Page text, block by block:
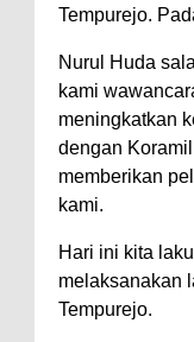
Tempurejo.
Nurul Huda
kami
meningkatkan
dengan
memberikan
kami.
Hari ini kita
melaksanakan
Tempurejo.